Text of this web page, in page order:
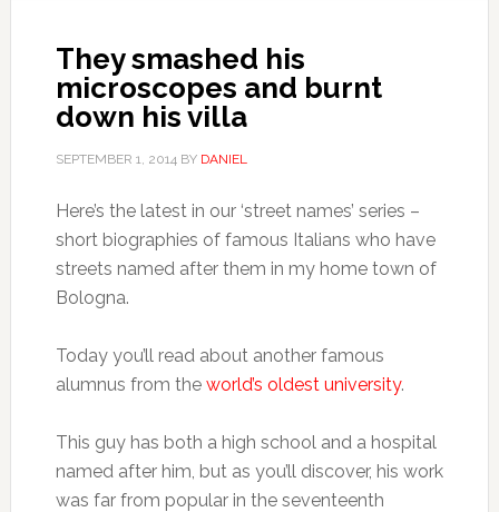
They smashed his
microscopes and burnt
down his villa
SEPTEMBER 1, 2014BY DANIEL
Here’s the latest in our ‘street names’ series –
short biographies of famous Italians who have
streets named after them in my home town of
Bologna.
Today you’ll read about another famous
alumnus from the world’s oldest university.
This guy has both a high school and a hospital
named after him, but as you’ll discover, his work
was far from popular in the seventeenth